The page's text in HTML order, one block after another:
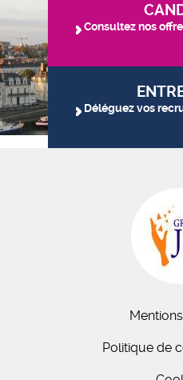
Consultez nos
Déléguez vos
Politique de